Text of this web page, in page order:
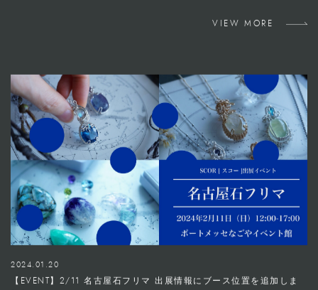
VIEW MORE
2024.01.20
【EVENT】2/11 名古屋石フリマ 出展情報にブース位置を追加しま